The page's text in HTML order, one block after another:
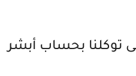
توكلنا بحساب أبشر